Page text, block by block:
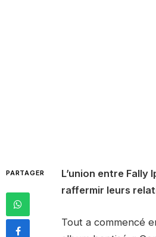
PARTAGER
L’union entre Fally
raffermir leurs
Tout a commencé